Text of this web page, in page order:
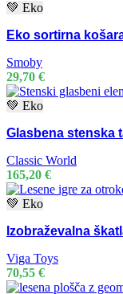
💚 Eko
Eko sortirna
Smoby
29,70 €
💚 Eko
Glasbena stenska
Classic World
165,20 €
💚 Eko
Izobraževalna
Viga Toys
70,55 €